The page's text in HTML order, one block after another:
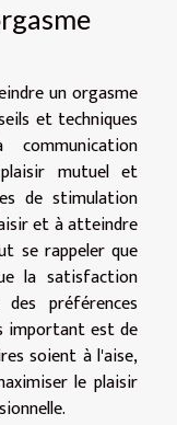
un orgasme
et techniques
communication
mutuel et
de stimulation
et à atteindre
se rappeler que
la satisfaction
préférences
important est de
soient à l'aise,
le plaisir